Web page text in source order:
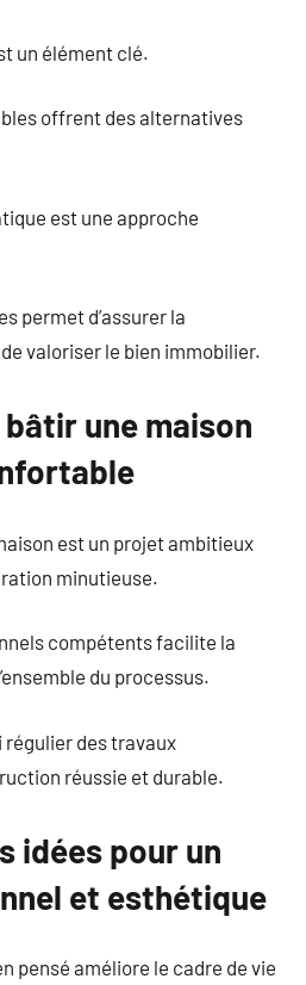
un élément clé.
offrent des alternatives
est une approche
permet d’assurer la
valoriser le bien immobilier.
une maison
est un projet ambitieux
minutieuse.
compétents facilite la
du processus.
régulier des travaux
réussie et durable.
idées pour un
et esthétique
pensé améliore le cadre de vie